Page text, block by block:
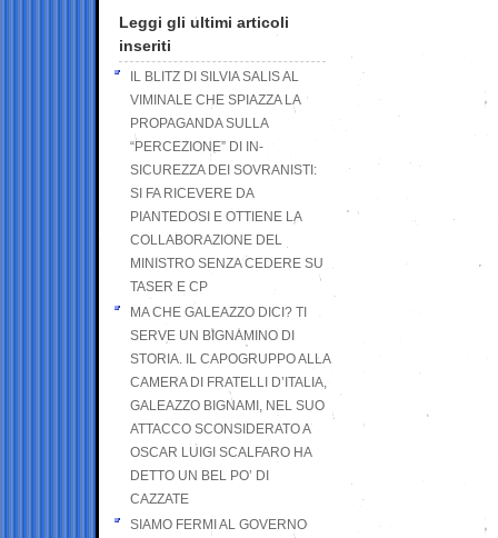
Leggi gli ultimi articoli
inseriti
IL BLITZ DI SILVIA SALIS AL
VIMINALE CHE SPIAZZA LA
PROPAGANDA SULLA
“PERCEZIONE” DI IN-
SICUREZZA DEI SOVRANISTI:
SI FA RICEVERE DA
PIANTEDOSI E OTTIENE LA
COLLABORAZIONE DEL
MINISTRO SENZA CEDERE SU
TASER E CP
MA CHE GALEAZZO DICI? TI
SERVE UN BIGNAMINO DI
STORIA. IL CAPOGRUPPO ALLA
CAMERA DI FRATELLI D’ITALIA,
GALEAZZO BIGNAMI, NEL SUO
ATTACCO SCONSIDERATO A
OSCAR LUIGI SCALFARO HA
DETTO UN BEL PO’ DI
CAZZATE
SIAMO FERMI AL GOVERNO